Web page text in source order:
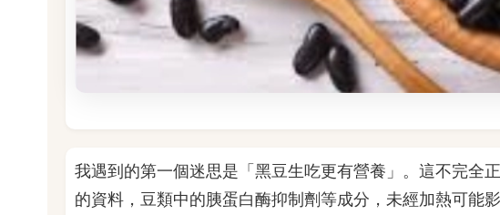
我遇到的第一個迷思是「黑豆生吃更有營養」。這不完全
的資料，豆類中的胰蛋白酶抑制劑等成分，未經加熱可能